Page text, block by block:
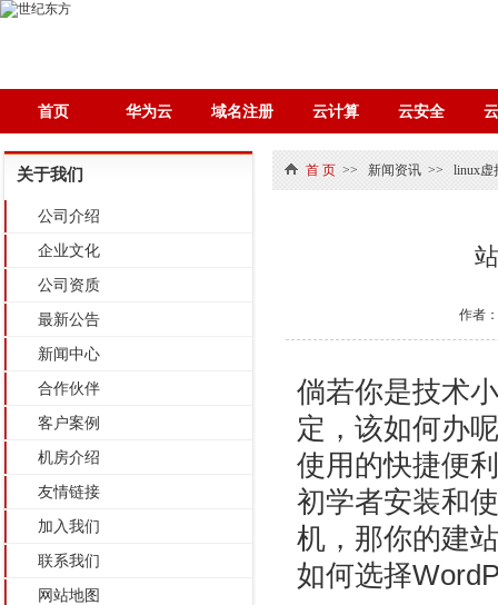
首页 华为云 域名注册 云计算 云安全
关于我们
公司介绍
企业文化
公司资质
最新公告
新闻中心
合作伙伴
客户案例
机房介绍
友情链接
加入我们
联系我们
网站地图
首 页 >> 新闻资讯 >> linux虚
作者
倘若你是技术
定，该如何办
使用的快捷便
初学者安装和
机 ，那你的建
如何选择